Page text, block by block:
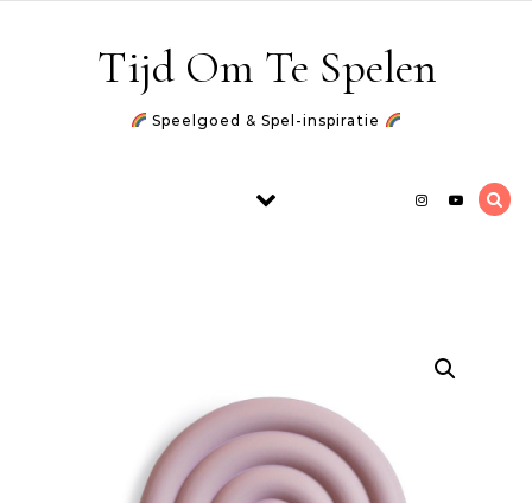
Tijd Om Te Spelen
Speelgoed & Spel-inspiratie